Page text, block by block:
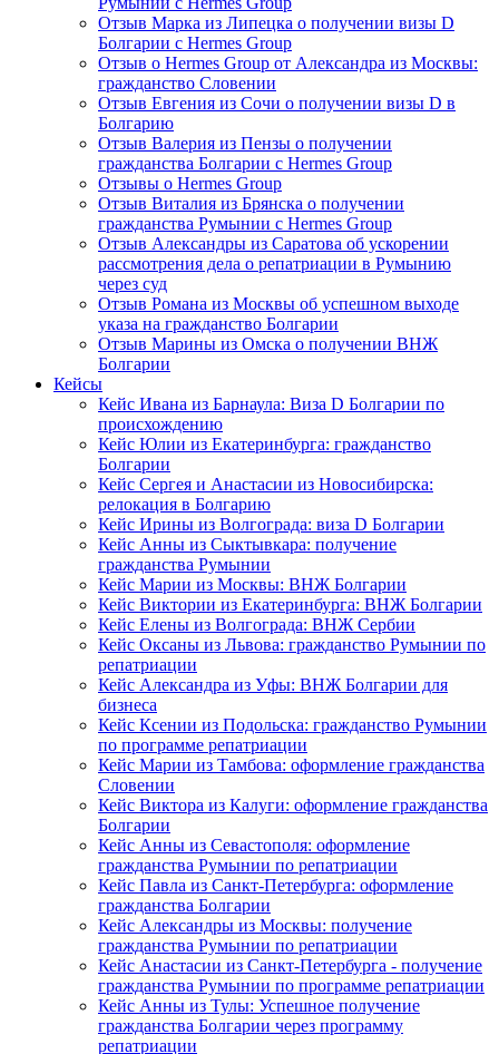
Отзыв Марка из Липецка о получении визы D
Болгарии с Hermes Group
Отзыв о Hermes Group от Александра из Москвы:
гражданство Словении
Отзыв Евгения из Сочи о получении визы D в
Болгарию
Отзыв Валерия из Пензы о получении
гражданства Болгарии с Hermes Group
Отзывы о Hermes Group
Отзыв Виталия из Брянска о получении
гражданства Румынии с Hermes Group
Отзыв Александры из Саратова об ускорении
рассмотрения дела о репатриации в Румынию
через суд
Отзыв Романа из Москвы об успешном выходе
указа на гражданство Болгарии
Отзыв Марины из Омска о получении ВНЖ
Болгарии
Кейсы
Кейс Ивана из Барнаула: Виза D Болгарии по
происхождению
Кейс Юлии из Екатеринбурга: гражданство
Болгарии
Кейс Сергея и Анастасии из Новосибирска:
релокация в Болгарию
Кейс Ирины из Волгограда: виза D Болгарии
Кейс Анны из Сыктывкара: получение
гражданства Румынии
Кейс Марии из Москвы: ВНЖ Болгарии
Кейс Виктории из Екатеринбурга: ВНЖ Болгарии
Кейс Елены из Волгограда: ВНЖ Сербии
Кейс Оксаны из Львова: гражданство Румынии по
репатриации
Кейс Александра из Уфы: ВНЖ Болгарии для
бизнеса
Кейс Ксении из Подольска: гражданство Румынии
по программе репатриации
Кейс Марии из Тамбова: оформление гражданства
Словении
Кейс Виктора из Калуги: оформление гражданства
Болгарии
Кейс Анны из Севастополя: оформление
гражданства Румынии по репатриации
Кейс Павла из Санкт-Петербурга: оформление
гражданства Болгарии
Кейс Александры из Москвы: получение
гражданства Румынии по репатриации
Кейс Анастасии из Санкт-Петербурга - получение
гражданства Румынии по программе репатриации
Кейс Анны из Тулы: Успешное получение
гражданства Болгарии через программу
репатриации